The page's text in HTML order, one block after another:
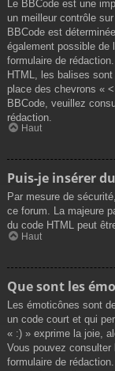
Le BBCode est une
un meilleur contrôle
BBCode est
également possible de
formulaire de
HTML, les balises
place des chevrons «
BBCode, veuillez
rédaction.
Haut
Puis-je insérer
Par mesure de
ce forum. La majeure
du code HTML peut
Haut
Que sont les
Les émoticônes sont
un code court et qui
« :) » exprime la joie,
Vous pouvez
formulaire de